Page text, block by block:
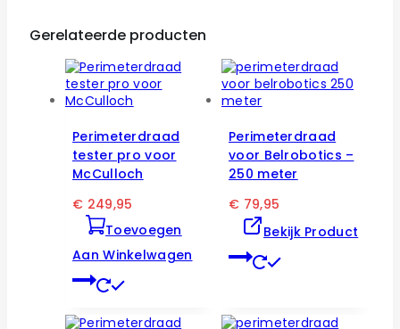
Gerelateerde producten
Perimeterdraad
tester pro voor
McCulloch
€ 249,95
Toevoegen
Aan Winkelwagen
Perimeterdraad
voor Belrobotics –
250 meter
€ 79,95
Bekijk Product